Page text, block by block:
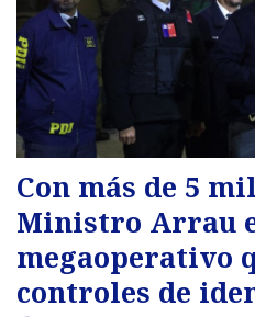
Con más de 5
Ministro Arrau
megaoperativo
controles de